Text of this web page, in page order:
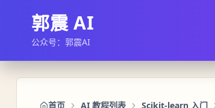
郭震 AI
公众号：郭震AI
首页 AI 教程列表 Scikit-learn 入门